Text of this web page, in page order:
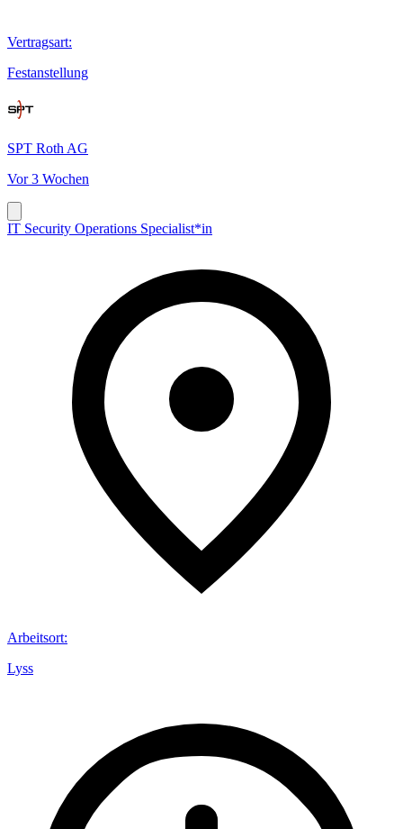
Vertragsart:
Festanstellung
SPT Roth AG
Vor 3 Wochen
IT Security Operations Specialist*in
Arbeitsort:
Lyss